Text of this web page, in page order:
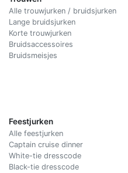
Alle trouwjurken / bruidsjurken
Lange bruidsjurken
Korte trouwjurken
Bruidsaccessoires
Bruidsmeisjes
Feestjurken
Alle feestjurken
Captain cruise dinner
White-tie dresscode
Black-tie dresscode